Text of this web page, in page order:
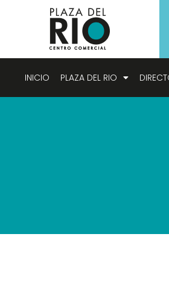
INICIO PLAZA DEL RIO